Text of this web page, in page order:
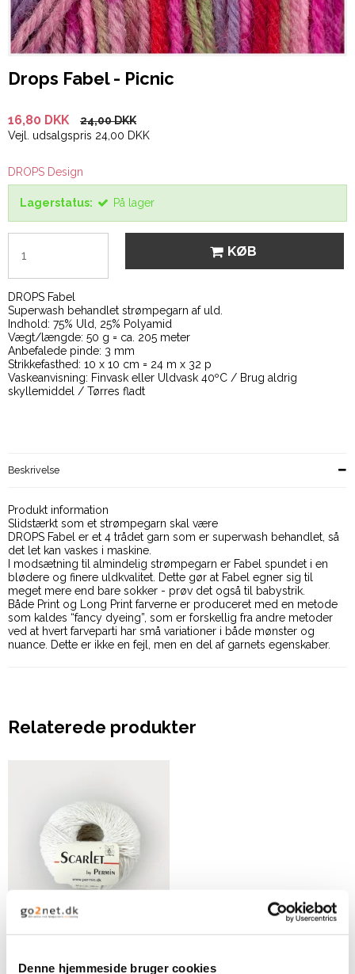
Denne hjemmeside bruger cookies
Drops Fabel - Picnic
16,80 DKK
24,00 DKK
Vejl. udsalgspris 24,00 DKK
DROPS Design
Lagerstatus: På lager
KØB
DROPS Fabel
Superwash behandlet strømpegarn af uld.
Indhold: 75% Uld, 25% Polyamid
Vægt/længde: 50 g = ca. 205 meter
Anbefalede pinde: 3 mm
Strikkefasthed: 10 x 10 cm = 24 m x 32 p
Vaskeanvisning: Finvask eller Uldvask 40ºC / Brug aldrig
skyllemiddel / Tørres fladt
Beskrivelse
Produkt information
Slidstærkt som et strømpegarn skal være
DROPS Fabel er et 4 trådet garn som er superwash behandlet, så
det let kan vaskes i maskine.
I modsætning til almindelig strømpegarn er Fabel spundet i en
blødere og finere uldkvalitet. Dette gør at Fabel egner sig til
meget mere end bare sokker - prøv det også til babystrik.
Både Print og Long Print farverne er produceret med en metode
som kaldes “fancy dyeing”, som er forskellig fra andre metoder
ved at hvert farveparti har små variationer i både mønster og
nuance. Dette er ikke en fejl, men en del af garnets egenskaber.
Relaterede produkter